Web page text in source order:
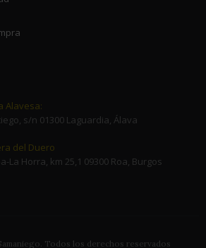
Alavesa:
s/n 01300 Laguardia, Álava
del Duero
La Horra, km 25,1 09300 Roa, Burgos
Todos los derechos reservados